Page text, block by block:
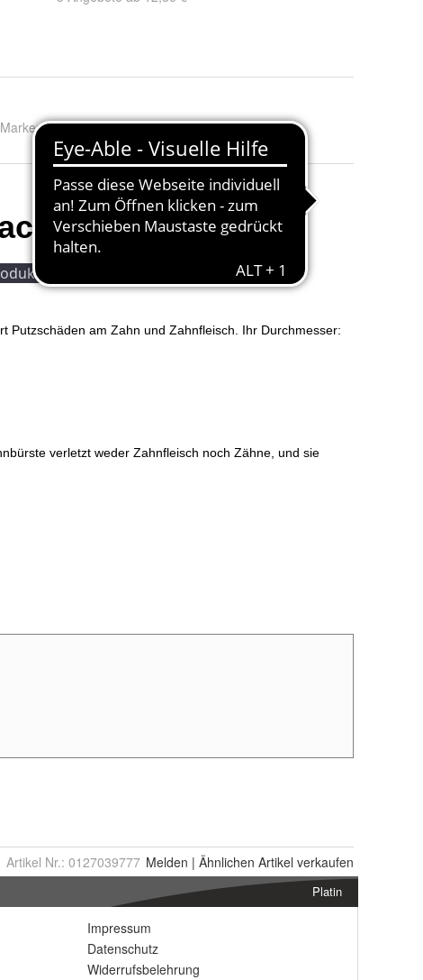
Marke: CURAPROX
Artikel Nr.: 0127039777 Melden | Ähnlichen Artikel verkaufen
Platin
Impressum
Datenschutz
Widerrufsbelehrung